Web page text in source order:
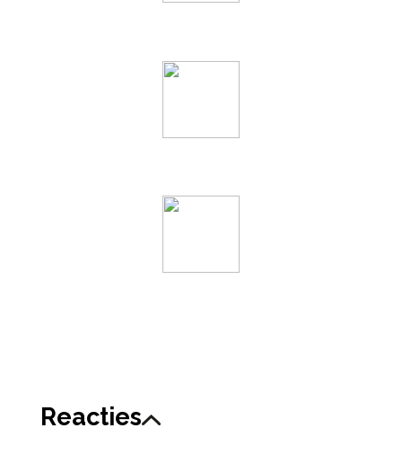
Reacties